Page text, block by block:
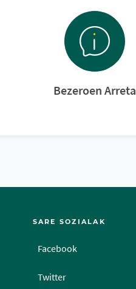
Bezeroen Arreta
SARE SOZIALAK
Facebook
Twitter